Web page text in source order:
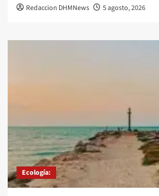
Redaccion DHMNews 5 agosto, 2026
Ecología: